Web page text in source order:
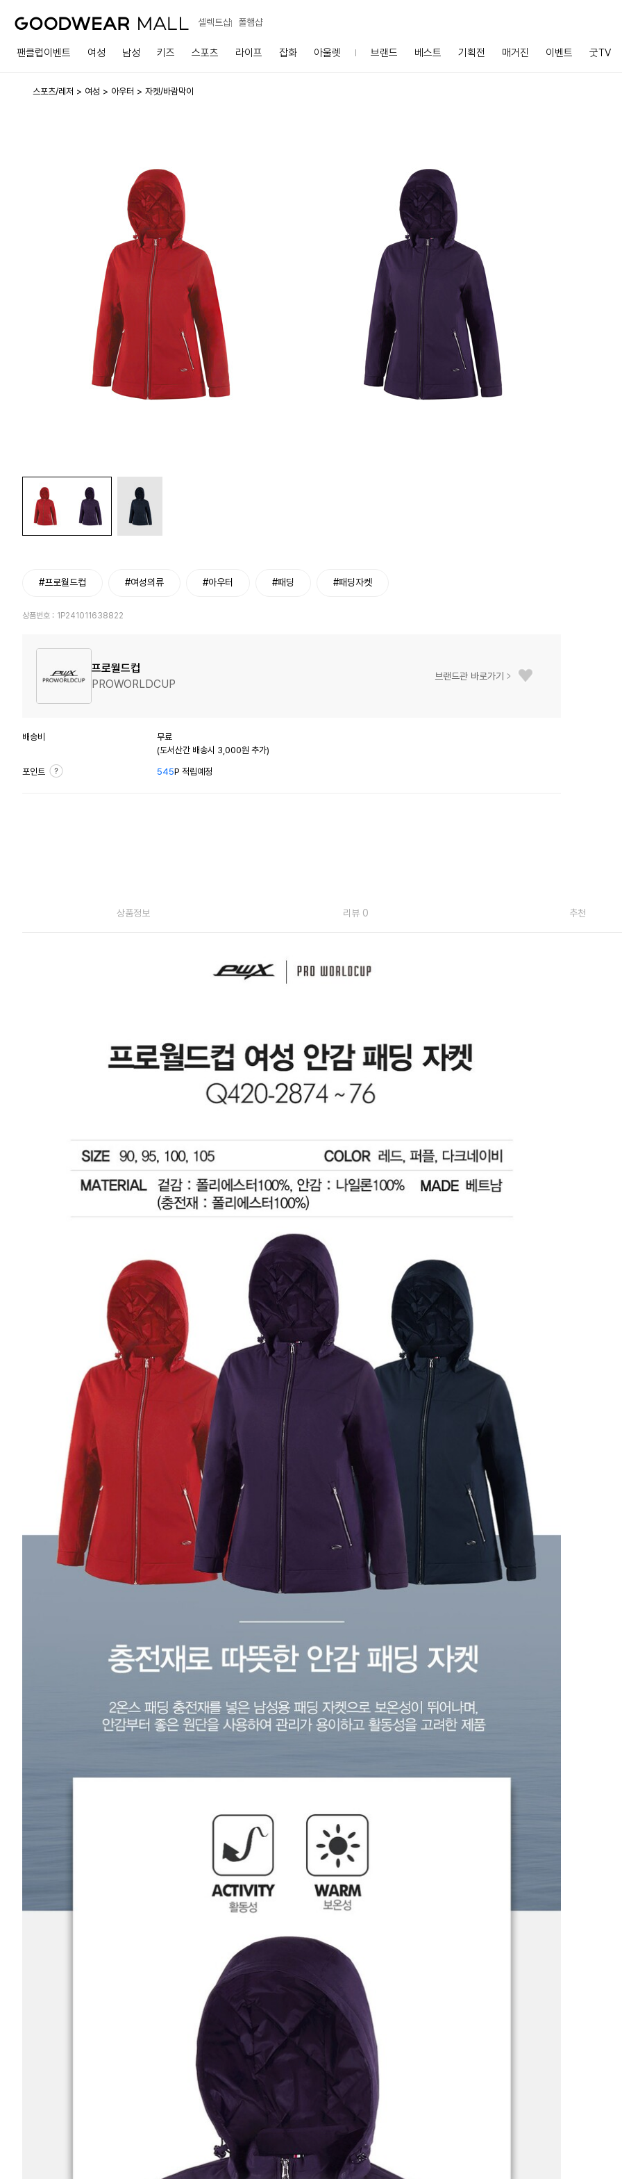
셀렉트샵 폴햄샵
팬클럽이벤트 여성 남성 키즈 스포츠 라이프 잡화 아울렛 브랜드 베스트 기획전 매거진 이벤트 굿TV
스포츠/레저 여성 아우터 자켓/바람막이
#프로월드컵 #여성의류 #아우터 #패딩 #패딩자켓
상품번호 : 1P241011638822
프로월드컵
PROWORLDCUP
브랜드관 바로가기
배송비
무료
(도서산간 배송시 3,000원 추가)
포인트 545P 적립예정
상품정보 리뷰 0 추천